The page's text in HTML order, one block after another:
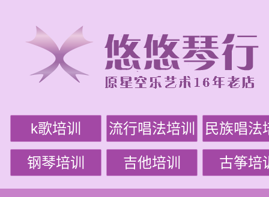
k歌培训 流行唱法培训 民族唱法
钢琴培训 吉他培训 古筝培